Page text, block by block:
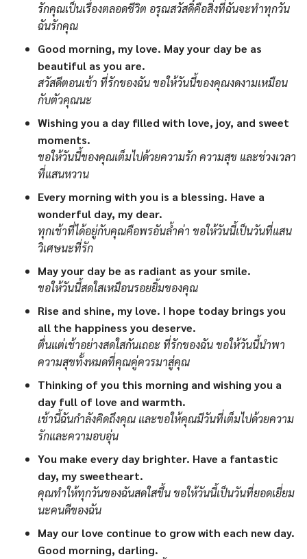
รักคุณเป็นเรื่องตลอดชีวิต อรุณสวัสดิ์คือสิ่งที่ฉันจะทำทุกวัน
ฉันรักคุณ
Good morning, my love. May your day be as
beautiful as you are.
สวัสดีตอนเช้า ที่รักของฉัน ขอให้วันนี้ของคุณงดงามเหมือน
กับตัวคุณนะ
Wishing you a day filled with love, joy, and sweet
moments.
ขอให้วันนี้ของคุณเต็มไปด้วยความรัก ความสุข และช่วงเวลา
ที่แสนหวาน
Every morning with you is a blessing. Have a
wonderful day, my dear.
ทุกเช้าที่ได้อยู่กับคุณคือพรอันล้ำค่า ขอให้วันนี้เป็นวันที่แสน
วิเศษนะที่รัก
May your day be as radiant as your smile.
ขอให้วันนี้สดใสเหมือนรอยยิ้มของคุณ
Rise and shine, my love. I hope today brings you
all the happiness you deserve.
ตื่นแต่เช้าอย่างสดใสกันเถอะ ที่รักของฉัน ขอให้วันนี้นำพา
ความสุขทั้งหมดที่คุณคู่ควรมาสู่คุณ
Thinking of you this morning and wishing you a
day full of love and warmth.
เช้านี้ฉันกำลังคิดถึงคุณ และขอให้คุณมีวันที่เต็มไปด้วยความ
รักและความอบอุ่น
You make every day brighter. Have a fantastic
day, my sweetheart.
คุณทำให้ทุกวันของฉันสดใสขึ้น ขอให้วันนี้เป็นวันที่ยอดเยี่ยม
นะคนดีของฉัน
May our love continue to grow with each new day.
Good morning, darling.